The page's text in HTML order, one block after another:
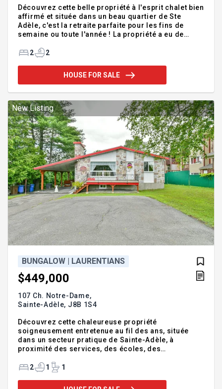
Découvrez cette belle propriété à l'esprit chalet bien
affirmé et située dans un beau quartier de Ste
Adèle, c'est la retraite parfaite pour les fins de
semaine ou toute l'année ! La propriété a eu de
l'ambiance qui y règne sans parler de la vue ! À
et son espace spa et foyer, parfaits pour relaxer. La
localisation est aussi un bel atout: commerces et
pédestres au bout de la rue, et le renommé Petit Tra
2 2
HOUSE FOR SALE
New Listing
BUNGALOW | LAURENTIANS
$449,000
107 Ch. Notre-Dame,
Sainte-Adèle, J8B 1S4
Découvrez cette chaleureuse propriété
soigneusement entretenue au fil des ans, située
dans un secteur pratique de Sainte-Adèle, à
proximité des services, des écoles, des
bénéficiant d'une entrée indépendante, offre de
espace commercial (salon d'esthétique), il pourrait
2 1 1